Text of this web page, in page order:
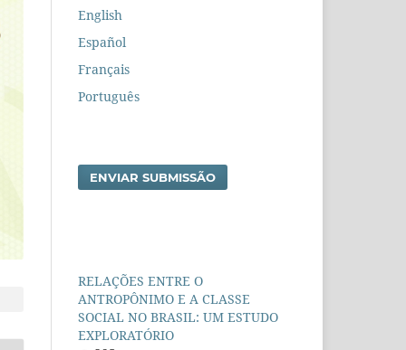
English
Español
Français
Português
ENVIAR SUBMISSÃO
RELAÇÕES ENTRE O
ANTROPÔNIMO E A CLASSE
SOCIAL NO BRASIL: UM ESTUDO
EXPLORATÓRIO